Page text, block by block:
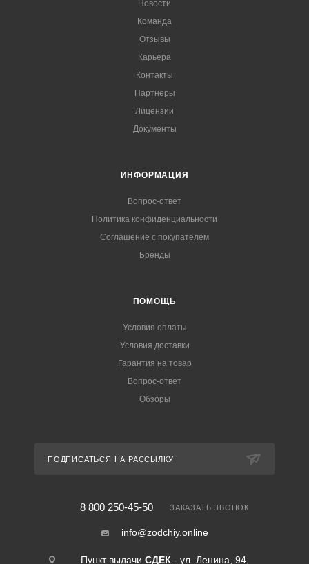
Новости
Команда
Отзывы
Карьера
Контакты
Партнеры
Лицензии
Документы
ИНФОРМАЦИЯ
Вопрос-ответ
Политика конфиденциальности
Соглашение с покупателем
Бренды
ПОМОЩЬ
Условия оплаты
Условия доставки
Гарантия на товар
Вопрос-ответ
Обзоры
ПОДПИСАТЬСЯ НА РАССЫЛКУ
8 800 250-45-50 ЗАКАЗАТЬ ЗВОНОК
info@zodchiy.online
Пункт выдачи СДЕК - ул. Ленина, 94,